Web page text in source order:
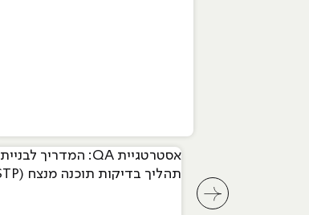
אסטרטגיית QA: המדריך לבניית
תהליך בדיקות תוכנה מנצח (STP)
לחץ לשיקופית קודמת בסליידר מאמרים